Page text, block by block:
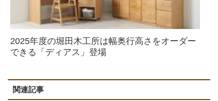
2025年度の堀田木工所は幅奥行高さをオーダー
できる「ディアス」登場
関連記事